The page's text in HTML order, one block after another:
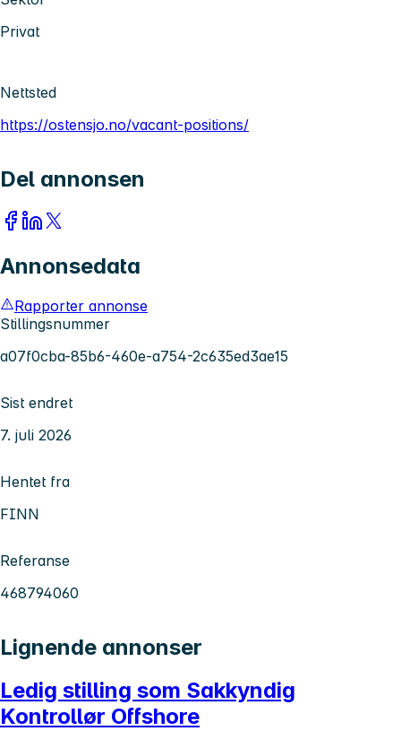
Privat
Nettsted
https://ostensjo.no/vacant-positions/
Del annonsen
Annonsedata
Rapporter annonse
Stillingsnummer
a07f0cba-85b6-460e-a754-2c635ed3ae15
Sist endret
7. juli 2026
Hentet fra
FINN
Referanse
468794060
Lignende annonser
Ledig stilling som Sakkyndig
Kontrollør Offshore